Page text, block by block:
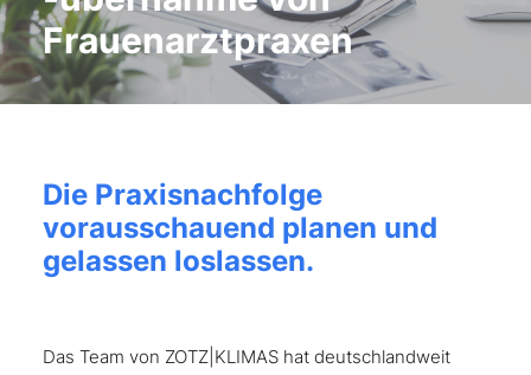
Frauenarztpraxen
Die Praxisnachfolge
vorausschauend planen und
gelassen loslassen.
Das Team von ZOTZ|KLIMAS hat deutschlandweit